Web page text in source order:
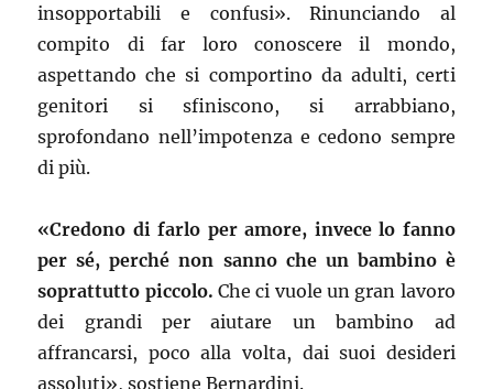
insopportabili e confusi». Rinunciando al
compito di far loro conoscere il mondo,
aspettando che si comportino da adulti, certi
genitori si sfiniscono, si arrabbiano,
sprofondano nell’impotenza e cedono sempre
di più.
«Credono di farlo per amore, invece lo fanno
per sé, perché non sanno che un bambino è
soprattutto piccolo. Che ci vuole un gran lavoro
dei grandi per aiutare un bambino ad
affrancarsi, poco alla volta, dai suoi desideri
assoluti», sostiene Bernardini.